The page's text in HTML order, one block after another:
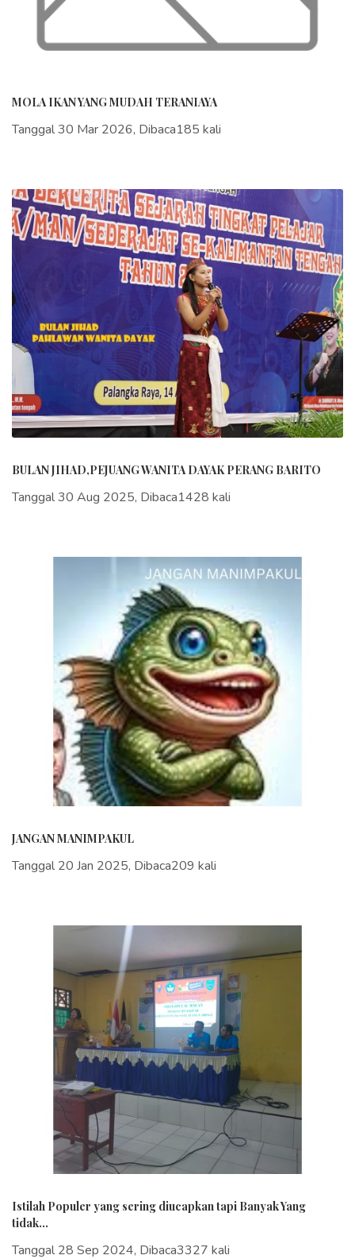
MOLA IKAN YANG MUDAH TERANIAYA
Tanggal 30 Mar 2026, Dibaca185 kali
BULAN JIHAD,PEJUANG WANITA DAYAK PERANG BARITO
Tanggal 30 Aug 2025, Dibaca1428 kali
JANGAN MANIMPAKUL
Tanggal 20 Jan 2025, Dibaca209 kali
Istilah Populer yang sering diucapkan tapi Banyak Yang
tidak...
Tanggal 28 Sep 2024, Dibaca3327 kali